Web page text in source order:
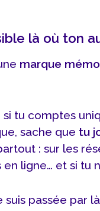
là où ton
marque
tu comptes
sache que tu
: sur les
ligne… et si tu
suis passée par